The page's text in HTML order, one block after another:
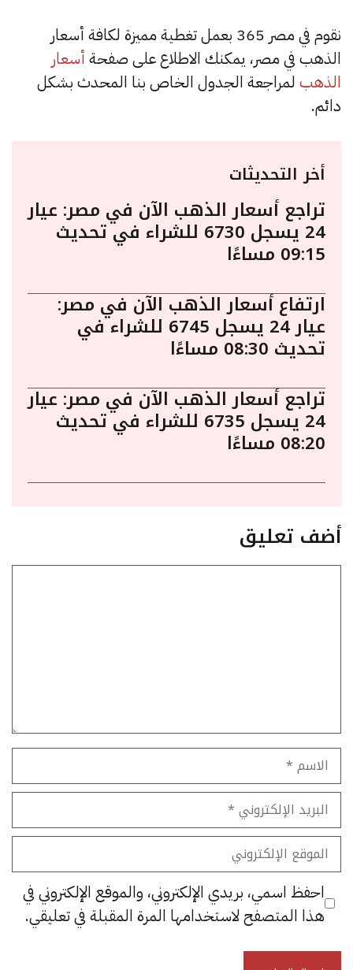
نقوم في مصر 365 بعمل تغطية مميزة لكافة أسعار
الذهب في مصر، يمكنك الاطلاع على صفحة أسعار
الذهب لمراجعة الجدول الخاص بنا المحدث بشكل
دائم.
أخر التحديثات
تراجع أسعار الذهب الآن في مصر: عيار
24 يسجل 6730 للشراء في تحديث
09:15 مساءًا
ارتفاع أسعار الذهب الآن في مصر:
عيار 24 يسجل 6745 للشراء في
تحديث 08:30 مساءًا
تراجع أسعار الذهب الآن في مصر: عيار
24 يسجل 6735 للشراء في تحديث
08:20 مساءًا
أضف تعليق
الاسم
البريد
الإلكتروني
الموقع
الإلكتروني
احفظ اسمي، بريدي الإلكتروني، والموقع الإلكتروني في
هذا المتصفح لاستخدامها المرة المقبلة في تعليقي.